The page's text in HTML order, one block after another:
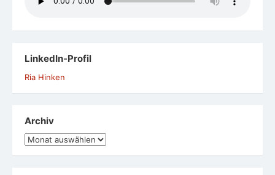
LinkedIn-Profil
Ria Hinken
Archiv
Archiv